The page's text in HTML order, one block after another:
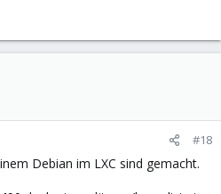
#18
Debian im LXC sind gemacht.